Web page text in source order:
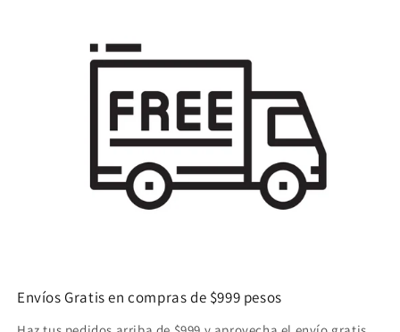
Envíos Gratis en compras de $999 pesos